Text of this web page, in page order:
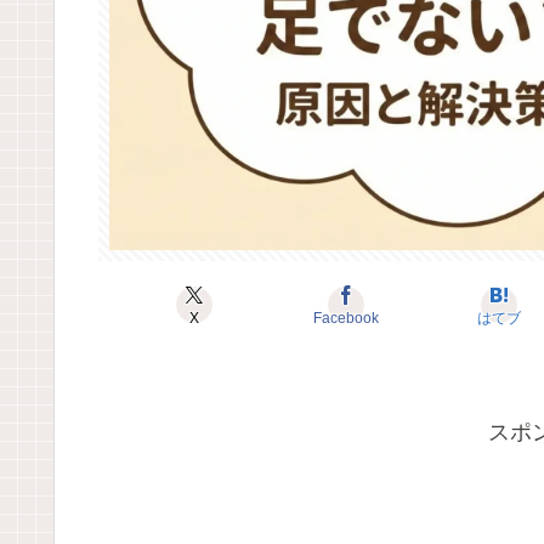
X Facebook はてブ
スポ